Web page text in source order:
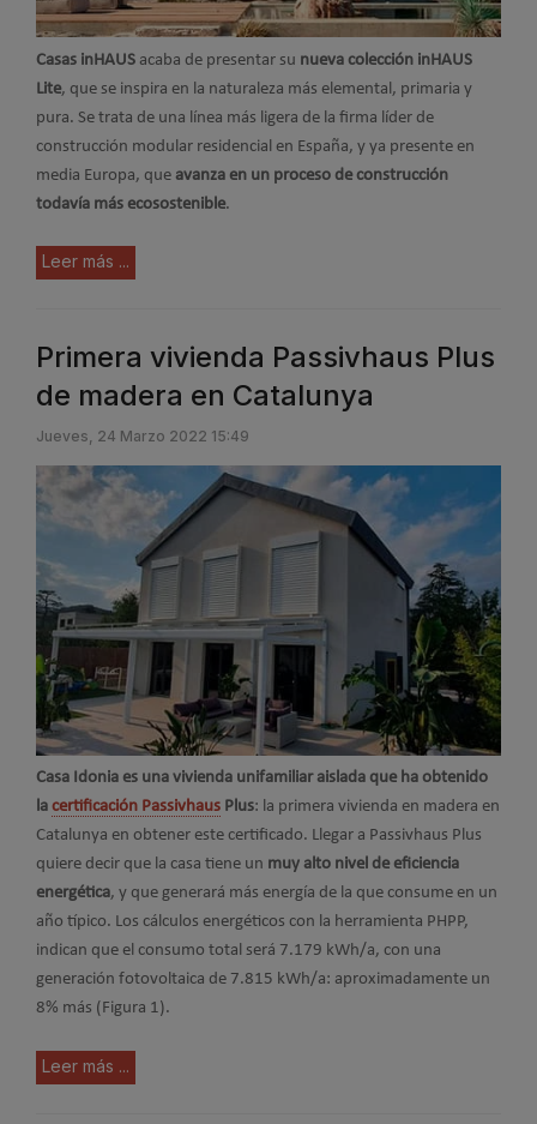
Casas inHAUS acaba de presentar su nueva colección inHAUS
Lite, que se inspira en la naturaleza más elemental, primaria y
pura. Se trata de una línea más ligera de la firma líder de
construcción modular residencial en España, y ya presente en
media Europa, que avanza en un proceso de construcción
todavía más ecosostenible.
Leer más ...
Primera vivienda Passivhaus Plus
de madera en Catalunya
Jueves, 24 Marzo 2022 15:49
Casa Idonia es una vivienda unifamiliar aislada que ha obtenido
la certificación Passivhaus Plus: la primera vivienda en madera en
Catalunya en obtener este certificado. Llegar a Passivhaus Plus
quiere decir que la casa tiene un muy alto nivel de eficiencia
energética, y que generará más energía de la que consume en un
año típico. Los cálculos energéticos con la herramienta PHPP,
indican que el consumo total será 7.179 kWh/a, con una
generación fotovoltaica de 7.815 kWh/a: aproximadamente un
8% más (Figura 1).
Leer más ...